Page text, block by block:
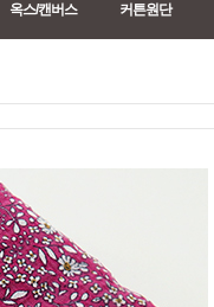
옥스/캔버스 커튼원단